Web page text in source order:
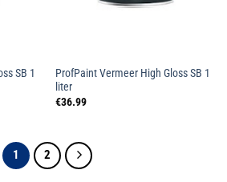
SB 1
ProfPaint Vermeer High Gloss SB 1
liter
€36.99
1 2